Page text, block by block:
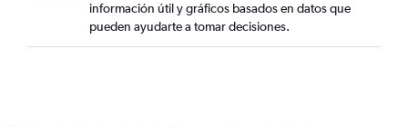
información útil y gráficos basados en datos que
pueden ayudarte a tomar decisiones.